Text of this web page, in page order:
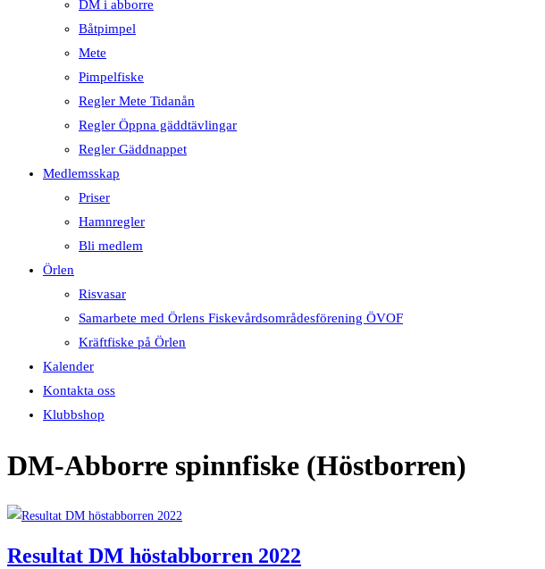
DM i abborre
Båtpimpel
Mete
Pimpelfiske
Regler Mete Tidanån
Regler Öppna gäddtävlingar
Regler Gäddnappet
Medlemsskap
Priser
Hamnregler
Bli medlem
Örlen
Risvasar
Samarbete med Örlens Fiskevårdsområdesförening ÖVOF
Kräftfiske på Örlen
Kalender
Kontakta oss
Klubbshop
DM-Abborre spinnfiske (Höstborren)
Resultat DM höstabborren 2022